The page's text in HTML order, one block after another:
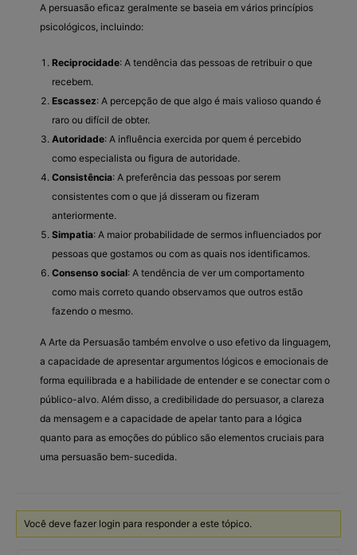
A persuasão eficaz geralmente se baseia em vários princípios
psicológicos, incluindo:
Reciprocidade: A tendência das pessoas de retribuir o que
recebem.
Escassez: A percepção de que algo é mais valioso quando é
raro ou difícil de obter.
Autoridade: A influência exercida por quem é percebido
como especialista ou figura de autoridade.
Consistência: A preferência das pessoas por serem
consistentes com o que já disseram ou fizeram
anteriormente.
Simpatia: A maior probabilidade de sermos influenciados por
pessoas que gostamos ou com as quais nos identificamos.
Consenso social: A tendência de ver um comportamento
como mais correto quando observamos que outros estão
fazendo o mesmo.
A Arte da Persuasão também envolve o uso efetivo da linguagem,
a capacidade de apresentar argumentos lógicos e emocionais de
forma equilibrada e a habilidade de entender e se conectar com o
público-alvo. Além disso, a credibilidade do persuasor, a clareza
da mensagem e a capacidade de apelar tanto para a lógica
quanto para as emoções do público são elementos cruciais para
uma persuasão bem-sucedida.
Você deve fazer login para responder a este tópico.